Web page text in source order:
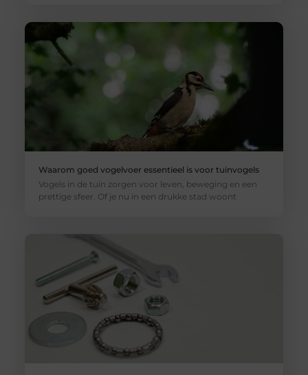
Waarom goed vogelvoer essentieel is voor tuinvogels
Vogels in de tuin zorgen voor leven, beweging en een
prettige sfeer. Of je nu in een drukke stad woont